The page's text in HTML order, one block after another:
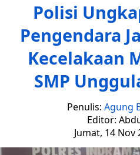
Polisi
Pengendara
Kecelakaan
SMP
Penulis: Agung
Editor:
Jumat, 14 Nov